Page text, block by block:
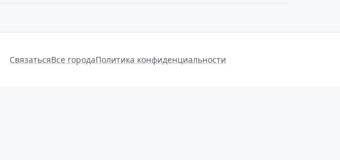
СвязатьсяВсе городаПолитика конфиденциальности